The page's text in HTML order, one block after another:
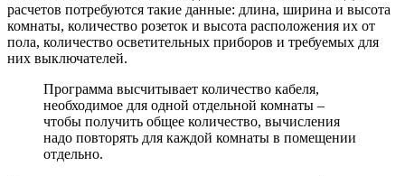
расчетов потребуются такие данные: длина, ширина и высота
комнаты, количество розеток и высота расположения их от
пола, количество осветительных приборов и требуемых для
них выключателей.
Программа высчитывает количество кабеля,
необходимое для одной отдельной комнаты –
чтобы получить общее количество, вычисления
надо повторять для каждой комнаты в помещении
отдельно.